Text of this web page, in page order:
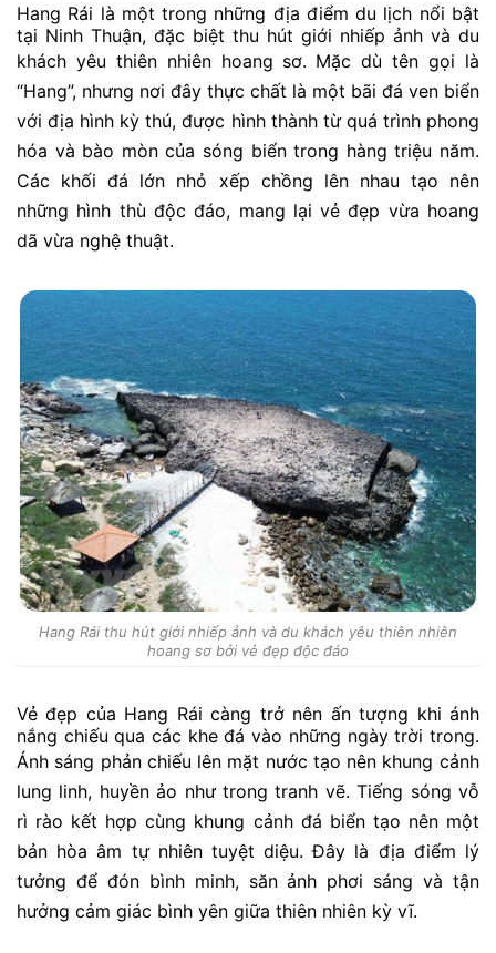
Hang Rái là một trong những địa điểm du lịch nổi bật
tại Ninh Thuận, đặc biệt thu hút giới nhiếp ảnh và du
khách yêu thiên nhiên hoang sơ. Mặc dù tên gọi là
“Hang”, nhưng nơi đây thực chất là một bãi đá ven biển
với địa hình kỳ thú, được hình thành từ quá trình phong
hóa và bào mòn của sóng biển trong hàng triệu năm.
Các khối đá lớn nhỏ xếp chồng lên nhau tạo nên
những hình thù độc đáo, mang lại vẻ đẹp vừa hoang
dã vừa nghệ thuật.
Hang Rái thu hút giới nhiếp ảnh và du khách yêu thiên nhiên
hoang sơ bởi vẻ đẹp độc đáo
Vẻ đẹp của Hang Rái càng trở nên ấn tượng khi ánh
nắng chiếu qua các khe đá vào những ngày trời trong.
Ánh sáng phản chiếu lên mặt nước tạo nên khung cảnh
lung linh, huyền ảo như trong tranh vẽ. Tiếng sóng vỗ
rì rào kết hợp cùng khung cảnh đá biển tạo nên một
bản hòa âm tự nhiên tuyệt diệu. Đây là địa điểm lý
tưởng để đón bình minh, săn ảnh phơi sáng và tận
hưởng cảm giác bình yên giữa thiên nhiên kỳ vĩ.